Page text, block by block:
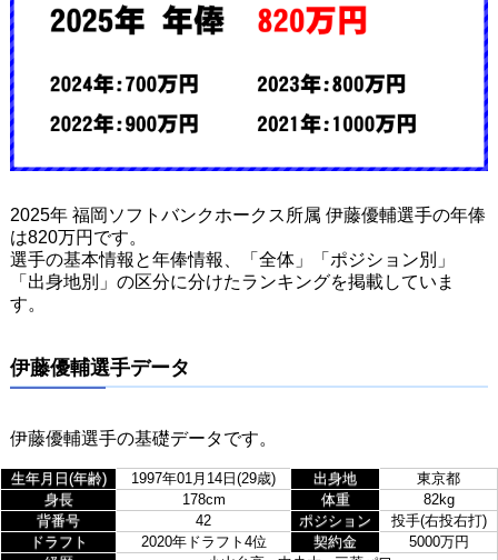
2025年 福岡ソフトバンクホークス所属 伊藤優輔選手の年俸
は820万円です。
選手の基本情報と年俸情報、「全体」「ポジション別」
「出身地別」の区分に分けたランキングを掲載していま
す。
伊藤優輔選手データ
伊藤優輔選手の基礎データです。
生年月日(年齢) 1997年01月14日(29歳) 出身地
東京都
身長
178cm 体重
82kg
背番号
42 ポジション
投手(右投右打)
ドラフト
2020年ドラフト4位 契約金
5000万円